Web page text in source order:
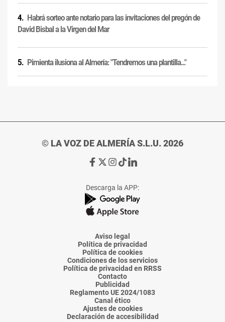
Habrá sorteo ante notario para las invitaciones del pregón de
David Bisbal a la Virgen del Mar
Pimienta ilusiona al Almería: "Tendremos una plantilla..."
© LA VOZ DE ALMERÍA S.L.U. 2026
Ir
de
La
Voz
Almería
Ir
de
La
Voz
Almería
Ir
de
La
Voz
Almería
Ir
de
La
Voz
Almería
Ir
de
La
Voz
Descarga la APP:
Aviso legal
Política de privacidad
Política de cookies
Condiciones de los servicios
Política de privacidad en RRSS
Contacto
Publicidad
Reglamento UE 2024/1083
Canal ético
Ajustes de cookies
Declaración de accesibilidad